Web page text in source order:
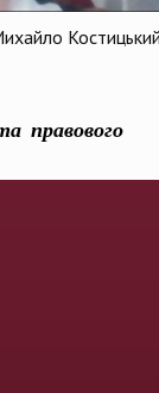
правового